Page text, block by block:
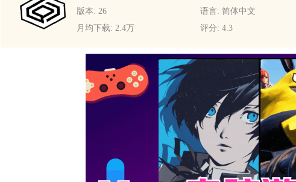
版本: 26
语言: 简体中文
月均下载: 2.4万
评分: 4.3